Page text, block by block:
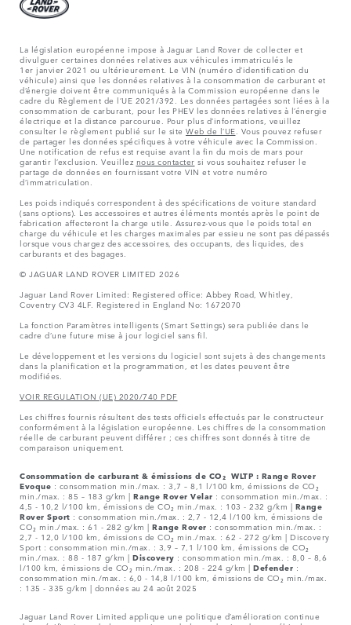
La législation européenne impose à Jaguar Land Rover de collecter et
divulguer certaines données relatives aux véhicules immatriculés le
1er janvier 2021 ou ultérieurement. Le VIN (numéro d’identification du
véhicule) ainsi que les données relatives à la consommation de carburant et
d’énergie doivent être communiqués à la Commission européenne dans le
cadre du Règlement de l’UE 2021/392. Les données partagées sont liées à la
consommation de carburant, pour les PHEV les données relatives à l’énergie
électrique et la distance parcourue. Pour plus d’informations, veuillez
consulter le règlement publié sur le site Web de l’UE . Vous pouvez refuser
de partager les données spécifiques à votre véhicule avec la Commission.
Une notification de refus est requise avant la fin du mois de mars pour
garantir l’exclusion. Veuillez nous contacter si vous souhaitez refuser le
partage de données en fournissant votre VIN et votre numéro
d’immatriculation.
Les poids indiqués correspondent à des spécifications de voiture standard
(sans options). Les accessoires et autres éléments montés après le point de
fabrication affecteront la charge utile. Assurez-vous que le poids total en
charge du véhicule et les charges maximales par essieu ne sont pas dépassés
lorsque vous chargez des accessoires, des occupants, des liquides, des
carburants et des bagages.
© JAGUAR LAND ROVER LIMITED 2026
Jaguar Land Rover Limited: Registered office: Abbey Road, Whitley,
Coventry CV3 4LF. Registered in England No: 1672070
La fonction Paramètres intelligents (Smart Settings) sera publiée dans le
cadre d’une future mise à jour logiciel sans fil.
Le développement et les versions du logiciel sont sujets à des changements
dans la planification et la programmation, et les dates peuvent être
modifiées.
VOIR REGULATION (UE) 2020/740 PDF
Les chiffres fournis résultent des tests officiels effectués par le constructeur
conformément à la législation européenne. Les chiffres de la consommation
réelle de carburant peuvent différer ; ces chiffres sont donnés à titre de
comparaison uniquement.
Consommation de carburant & émissions de CO₂ WLTP : Range Rover
Evoque : consommation min./max. : 3,7 – 8,1 l/100 km, émissions de CO₂
min./max. : 85 – 183 g/km | Range Rover Velar : consommation min./max. :
4,5 - 10,2 l/100 km, émissions de CO₂ min./max. : 103 - 232 g/km | Range
Rover Sport : consommation min./max. : 2,7 - 12,4 l/100 km, émissions de
CO₂ min./max. : 61 - 282 g/km | Range Rover : consommation min./max. :
2,7 - 12,0 l/100 km, émissions de CO₂ min./max. : 62 - 272 g/km | Discovery
Sport : consommation min./max. : 3,9 – 7,1 l/100 km, émissions de CO₂
min./max. : 88 - 187 g/km | Discovery : consommation min./max. : 8,0 – 8,6
l/100 km, émissions de CO₂ min./max. : 208 - 224 g/km | Defender :
consommation min./max. : 6,0 - 14,8 l/100 km, émissions de CO₂ min./max.
: 135 - 335 g/km | données au 24 août 2025
Jaguar Land Rover Limited applique une politique d’amélioration continue